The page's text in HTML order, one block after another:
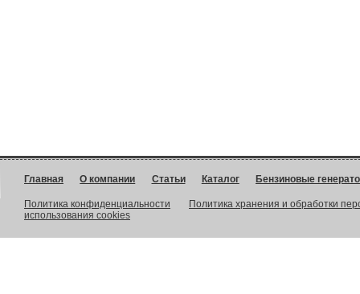
Главная О компании Статьи Каталог Бензиновые
Политика конфиденциальности
Политика хранения и обработки
использования cookies